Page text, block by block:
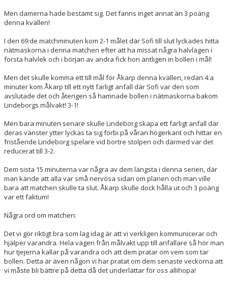
Men damerna hade bestämt sig. Det fanns inget annat än 3 poäng
denna kvällen!
I den 69:de matchminuten kom 2-1 målet där Sofi till slut lyckades hitta
nätmaskorna i denna matchen efter att ha missat några halvlägen i
första halvlek och i början av andra fick hon äntligen in bollen i mål!
Men det skulle komma ett till mål för Åkarp denna kvällen, redan 4:a
minuter kom Åkarp till ett nytt farligt anfall där Sofi var den som
avslutade det och återigen så hamnade bollen i nätmaskorna bakom
Lindeborgs målvakt! 3-1!
Men bara minuten senare skulle Lindeborg skapa ett farligt anfall där
deras vänster ytter lyckas ta sig förbi på våran högerkant och hittar en
fristående Lindeborg spelare vid bortre stolpen och därmed var det
reducerat till 3-2.
Dem sista 15 minuterna var några av dem längsta i denna serien, där
man kände att alla var små nervösa sidan om planen och man ville
bara att matchen skulle ta slut. Åkarp skulle dock hålla ut och 3 poäng
var ett faktum!
Några ord om matchen:
Det vi gör riktigt bra som lag idag är att vi verkligen kommunicerar och
hjälper varandra. Hela vägen från målvakt upp till anfallare så hör man
hur tjejerna kallar på varandra och att dem pratar om vem som tar
bollen. Detta är även någon vi har pratat om dem senaste veckorna att
vi måste bli bättre på detta då det underlättar för oss allihopa!